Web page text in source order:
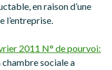
en raison d’une
l’entreprise.
2011 N° de pourvoi:
chambre sociale a